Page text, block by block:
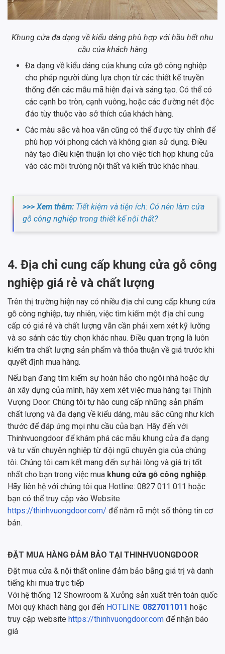
Khung cửa đa dạng về kiểu dáng phù hợp với hầu hết nhu
cầu của khách hàng
Đa dạng về kiểu dáng của khung cửa gỗ công nghiệp
cho phép người dùng lựa chọn từ các thiết kế truyền
thống đến các mẫu mã hiện đại và sáng tạo. Có thể có
các cạnh bo tròn, cạnh vuông, hoặc các đường nét độc
đáo tùy thuộc vào sở thích của khách hàng.
Các màu sắc và hoa văn cũng có thể được tùy chỉnh để
phù hợp với phong cách và không gian sử dụng. Điều
này tạo điều kiện thuận lợi cho việc tích hợp khung cửa
vào các môi trường nội thất và kiến trúc khác nhau.
>>> Xem thêm: Tiết kiệm và tiện ích: Có nên làm cửa
gỗ công nghiệp trong thiết kế nội thất?
4. Địa chỉ cung cấp khung cửa gỗ công
nghiệp giá rẻ và chất lượng
Trên thị trường hiện nay có nhiều địa chỉ cung cấp khung cửa
gỗ công nghiệp, tuy nhiên, việc tìm kiếm một địa chỉ cung
cấp có giá rẻ và chất lượng vẫn cần phải xem xét kỹ lưỡng
và so sánh các tùy chọn khác nhau. Điều quan trọng là luôn
kiểm tra chất lượng sản phẩm và thỏa thuận về giá trước khi
quyết định mua hàng.
Nếu bạn đang tìm kiếm sự hoàn hảo cho ngôi nhà hoặc dự
án xây dựng của mình, hãy xem xét việc mua hàng tại Thịnh
Vượng Door. Chúng tôi tự hào cung cấp những sản phẩm
chất lượng và đa dạng về kiểu dáng, màu sắc cũng như kích
thước để đáp ứng mọi nhu cầu của bạn. Hãy đến với
Thinhvuongdoor để khám phá các mẫu khung cửa đa dạng
và tư vấn chuyên nghiệp từ đội ngũ chuyên gia của chúng
tôi. Chúng tôi cam kết mang đến sự hài lòng và giá trị tốt
nhất cho bạn trong việc mua khung cửa gỗ công nghiệp.
Hãy liên hệ với chúng tôi qua Hotline: 0827 011 011 hoặc
bạn có thể truy cập vào Website
https://thinhvuongdoor.com/ để nắm rõ một số thông tin cơ
bản.
ĐẶT MUA HÀNG ĐẢM BẢO TẠI THINHVUONGDOOR
Đặt mua cửa & nội thất online đảm bảo bằng giá trị và danh
tiếng khi mua trực tiếp
Với hệ thống 12 Showroom & Xưởng sản xuất trên toàn quốc
Mời quý khách hàng gọi đến HOTLINE: 0827011011 hoặc
truy cập website https://thinhvuongdoor.com để nhận báo
giá